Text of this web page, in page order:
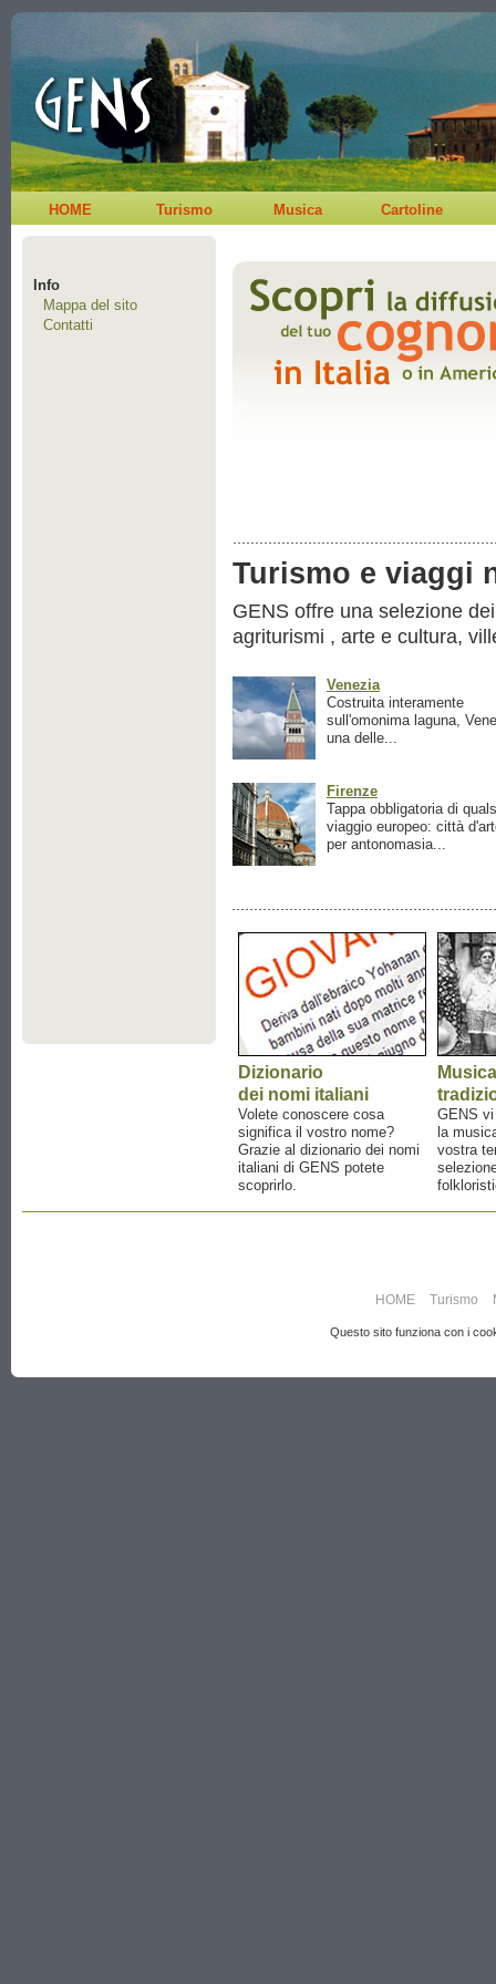
HOME Turismo Musica Cartoline
Info
Mappa del sito
Contatti
Turismo e viaggi
GENS offre una selezione
agriturismi , arte e cultura,
Venezia
Costruita interamente
sull'omonima laguna,
una delle...
Firenze
Tappa obbligatoria di
viaggio europeo: città
per antonomasia...
Dizionario
dei nomi italiani
Volete conoscere cosa
significa il vostro nome?
Grazie al dizionario dei nomi
italiani di GENS potete
scoprirlo.
Musica
GENS
la
vostra
HOME Turismo
Questo sito funziona con i